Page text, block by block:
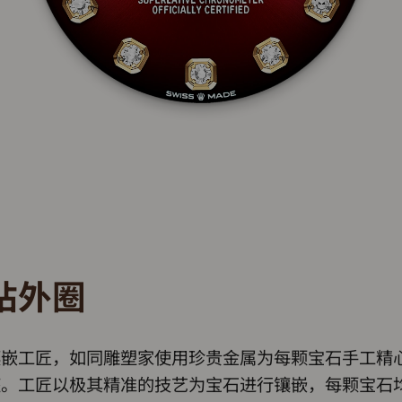
外圈
工匠，如同雕塑家使用珍贵金属为每颗宝石手工精
工匠以极其精准的技艺为宝石进行镶嵌，每颗宝石